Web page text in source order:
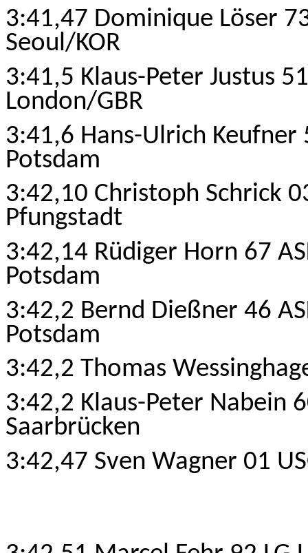
3:41,47 Dominique Löser
Seoul/KOR
3:41,5 Klaus-Peter Justus
London/GBR
3:41,6 Hans-Ulrich
Potsdam
3:42,10 Christoph Schrick
Pfungstadt
3:42,14 Rüdiger Horn 67
Potsdam
3:42,2 Bernd Dießner 46
Potsdam
3:42,2 Thomas
3:42,2 Klaus-Peter Nabein
Saarbrücken
3:42,47 Sven Wagner 01